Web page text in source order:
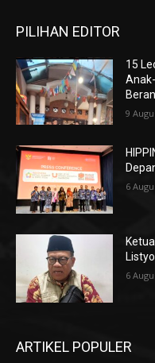
PILIHAN EDITOR
15
9
6
6
ARTIKEL POPULER